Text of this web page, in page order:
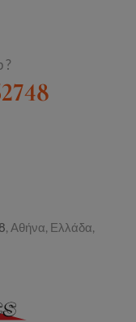
?
, Αθήνα, Ελλάδα,